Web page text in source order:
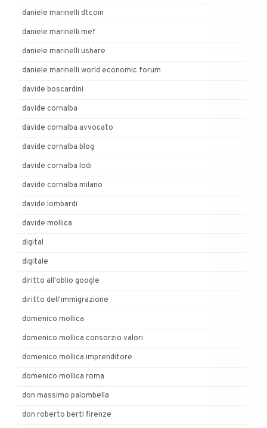
daniele marinelli dtcoin
daniele marinelli mef
daniele marinelli ushare
daniele marinelli world economic forum
davide boscardini
davide cornalba
davide cornalba avvocato
davide cornalba blog
davide cornalba lodi
davide cornalba milano
davide lombardi
davide mollica
digital
digitale
diritto all'oblio google
diritto dell'immigrazione
domenico mollica
domenico mollica consorzio valori
domenico mollica imprenditore
domenico mollica roma
don massimo palombella
don roberto berti firenze